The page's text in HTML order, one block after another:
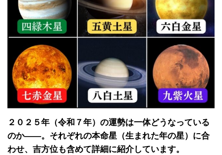
２０２５年（令和７年）の運勢は一体どうなっている
のか――。それぞれの本命星（生まれた年の星）に合
わせ、吉方位も含めて詳細に紹介しています。